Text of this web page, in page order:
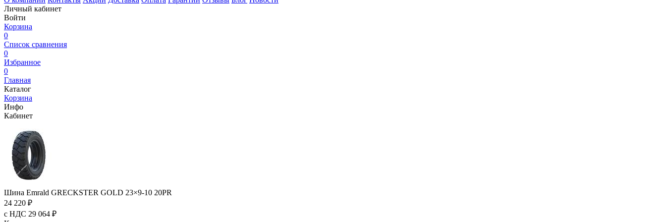
Личный кабинет
Войти
Корзина
0
Список сравнения
0
Избранное
0
Главная
Каталог
Корзина
Инфо
Кабинет
Шина Emrald GRECKSTER GOLD 23×9-10 20PR
24 220 ₽
с НДС 29 064 ₽